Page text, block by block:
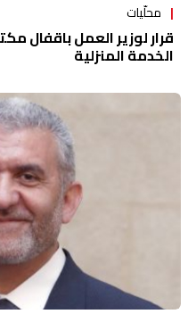
محلّيات
قرار لوزير العمل باقفال
الخدمة المنزلية